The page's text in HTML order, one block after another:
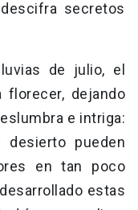
secretos
de julio, el
florecer, dejando
e intriga:
pueden
en tan poco
estas